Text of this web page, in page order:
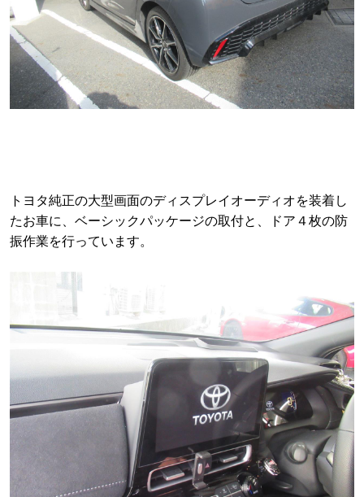
トヨタ純正の大型画面のディスプレイオーディオを装着し
たお車に、ベーシックパッケージの取付と、ドア４枚の防
振作業を行っています。